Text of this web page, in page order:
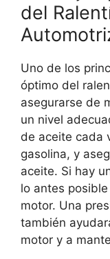
del
Uno de los
óptimo del
asegurarse de
un nivel
de aceite cada
gasolina, y
aceite. Si hay
lo antes
motor. Una
también
motor y a